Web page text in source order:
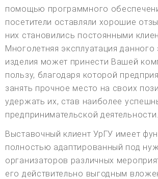
помощью программного
посетители оставляли хорошие
них становились постоянными
Многолетняя эксплуатация данного
изделия может принести Вашей
пользу, благодаря которой
занять прочное место на своих
удержать их, став наиболее
предпринимательской деятельности.
Выставочный клиент УрГУ имеет
полностью адаптированный под
организаторов различных
его действительно выгодным